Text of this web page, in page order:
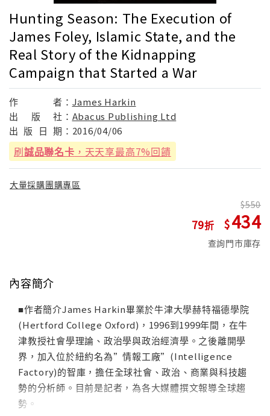
Hunting Season: The Execution of
James Foley, Islamic State, and the
Real Story of the Kidnapping
Campaign that Started a War
作 者： James Harkin
出
版 社： Abacus Publishing Ltd
出 版 日 期： 2016/04/06
刷誠品聯名卡 ，天天享最高7%回饋
大量採購團購專區
79
550
434
查詢門市庫存
內容簡介
■作者簡介James Harkin畢業於牛津大學赫特福德學院
(Hertford College Oxford)，1996到1999年間，在牛
津教授社會學理論、政治學與政治經濟學。之後離開學
界，加入位於紐約名為”情報工廠”(Intelligence
Factory)的智庫，擔任全球社會、政治、商業與科技趨
勢的分析師。目前是記者，為各大媒體撰文報導全球趨
勢。